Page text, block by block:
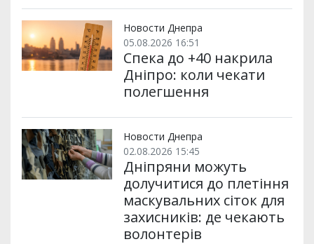
Новости Днепра
05.08.2026 16:51
Спека до +40 накрила
Дніпро: коли чекати
полегшення
Новости Днепра
02.08.2026 15:45
Дніпряни можуть
долучитися до плетіння
маскувальних сіток для
захисників: де чекають
волонтерів